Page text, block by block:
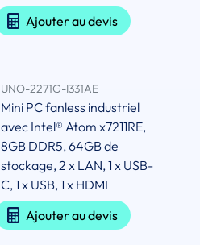
Ajouter au devis
UNO-2271G-I331AE
Mini PC fanless industriel
avec Intel® Atom x7211RE,
8GB DDR5, 64GB de
stockage, 2 x LAN, 1 x USB-
C, 1 x USB, 1 x HDMI
Ajouter au devis